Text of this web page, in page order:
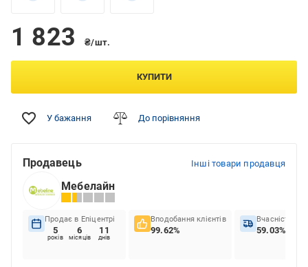
1 823 ₴/шт.
КУПИТИ
У бажання До порівняння
Продавець Інші товари продавця
Мебелайн
Продає в Епіцентрі
5
років
6
місяців
11
днів
Вподобання клієнтів
99.62%
Вчасність
59.03%